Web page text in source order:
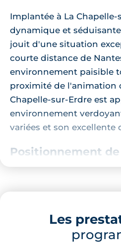
Implantée à La
dynamique et
jouit d'une situation
courte distance de
environnement paisible
proximité de l'animation
Chapelle-sur-Erdre est
environnement
variées et son excellente
Positionnement
Erdreest à proximité de
6 minutes de marche.
l'Intermarché SUPER La
le Lidl sont à 16 minutes
Les